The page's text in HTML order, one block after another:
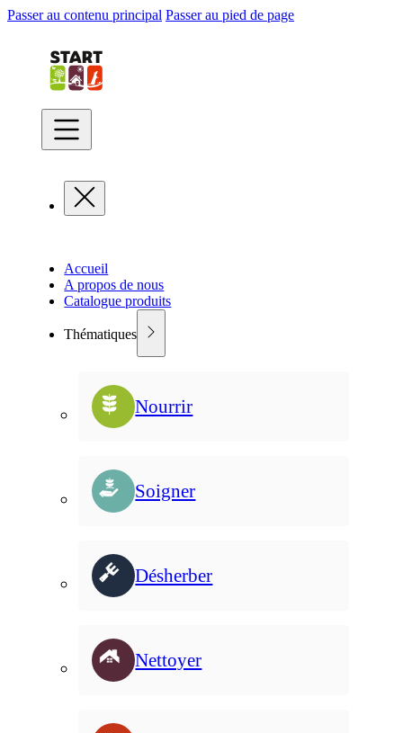
Passer au contenu principal Passer au pied de page
Accueil
A propos de nous
Catalogue produits
Thématiques
Nourrir
Soigner
Désherber
Nettoyer